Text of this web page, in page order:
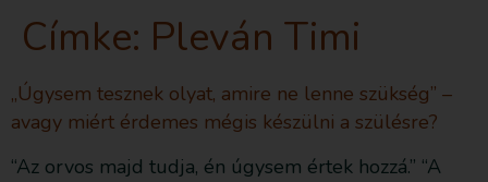
Címke: Pleván Timi
„Úgysem tesznek olyat, amire ne lenne szükség” –
avagy miért érdemes mégis készülni a szülésre?
“Az orvos majd tudja, én úgysem értek hozzá.” “A